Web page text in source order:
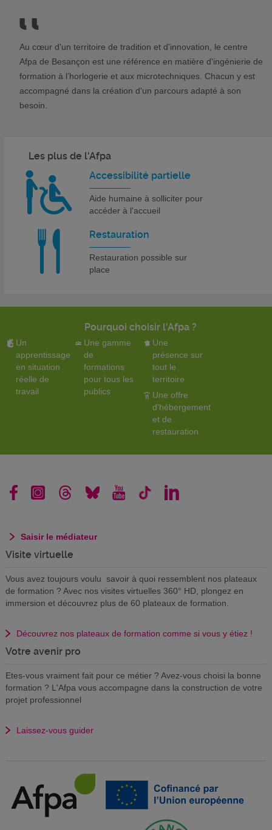
Au cœur d'un territoire de tradition et d'innovation, le centre
Afpa de Besançon est une référence en matière d'ingénierie de
formation à l’horlogerie et aux microtechniques. Chacun y est
accompagné dans la création d'un parcours adapté à son
besoin.
Les plus de l'Afpa
Accessibilité partielle
Aide humaine à solliciter pour
accéder à l'accueil
Restauration
Restauration possible sur
place
Pourquoi choisir l'Afpa ?
Un
apprentissage
en situation
réelle de
travail
Une gamme
de
formations
pour tous les
publics
Une
présence sur
tout le
territoire
Une offre
d'hébergement
et de
restauration
Saisir le médiateur
Visite virtuelle
Vous avez toujours voulu savoir à quoi ressemblent nos plateaux
de formation ? Avec nos visites virtuelles 360° HD, plongez en
immersion et découvrez plus de 60 plateaux de formation.
Découvrez nos plateaux de formation comme si vous y étiez !
Votre avenir pro
Etes-vous vraiment fait pour ce métier ? Avez-vous choisi la bonne
formation ? L'Afpa vous accompagne dans la construction de votre
projet professionnel
Laissez-vous guider